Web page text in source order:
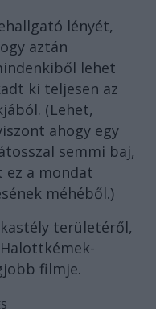
lényét,
aztán
lehet
ki teljesen az
(Lehet,
ahogy egy
semmi baj,
ez a mondat
méhéből.)
területéről,
filmje.